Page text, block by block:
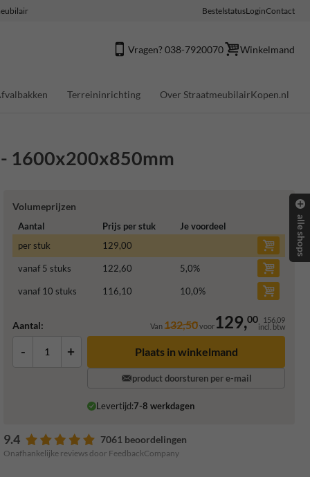
BestelstatusLoginContact
Vragen? 038-7920070 Winkelmand
Terreininrichting Over StraatmeubilairKopen.nl
1600x200x850mm
Volumeprijzen
Aantal Prijs per stuk
Je voordeel
per stuk
129,00
vanaf 5 stuks 122,60 5,0%
vanaf 10 stuks 116,10 10,0%
Aantal: Van132,50voor129,00 156,09
incl. btw
- + Plaats in winkelmand
product doorsturen per e-mail
Levertijd:7-8 werkdagen
9.4 7061 beoordelingen
Onafhankelijke reviews door FeedbackCompany
alle shops